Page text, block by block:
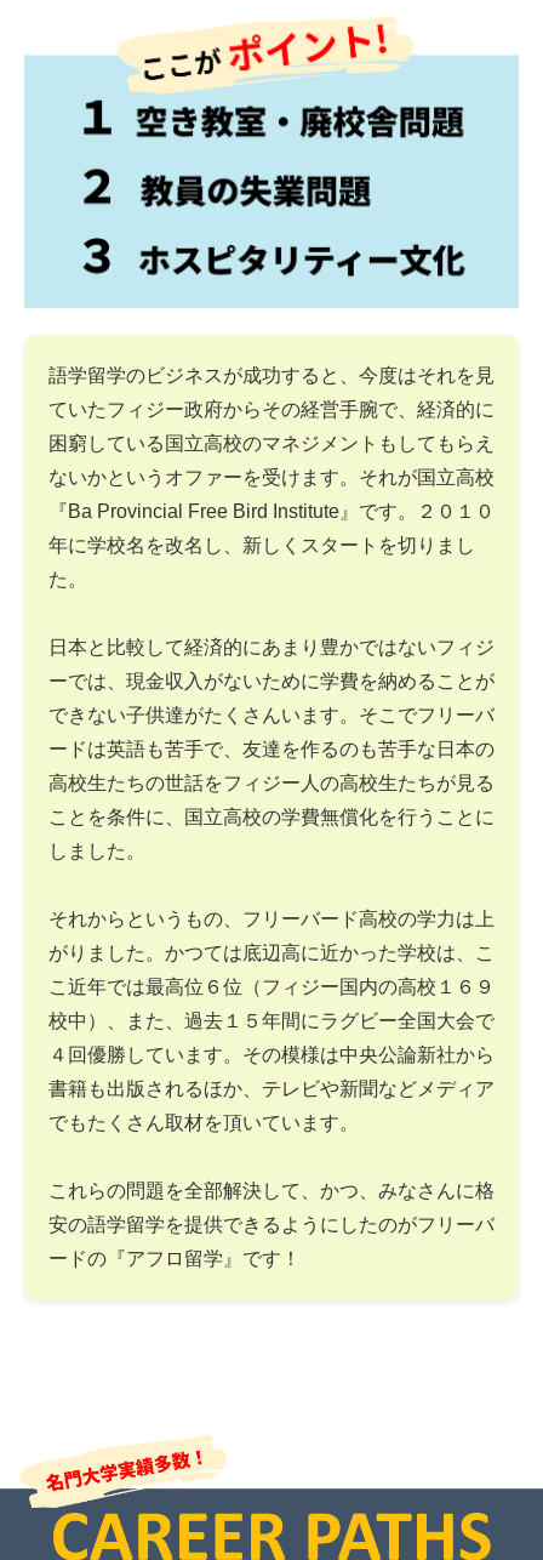
語学留学のビジネスが成功すると、今度はそれを見
ていたフィジー政府からその経営手腕で、経済的に
困窮している国立高校のマネジメントもしてもらえ
ないかというオファーを受けます。それが国立高校
『Ba Provincial Free Bird Institute』です。２０１０
年に学校名を改名し、新しくスタートを切りまし
た。
日本と比較して経済的にあまり豊かではないフィジ
ーでは、現金収入がないために学費を納めることが
できない子供達がたくさんいます。そこでフリーバ
ードは英語も苦手で、友達を作るのも苦手な日本の
高校生たちの世話をフィジー人の高校生たちが見る
ことを条件に、国立高校の学費無償化を行うことに
しました。
それからというもの、フリーバード高校の学力は上
がりました。かつては底辺高に近かった学校は、こ
こ近年では最高位６位（フィジー国内の高校１６９
校中）、また、過去１５年間にラグビー全国大会で
４回優勝しています。その模様は中央公論新社から
書籍も出版されるほか、テレビや新聞などメディア
でもたくさん取材を頂いています。
これらの問題を全部解決して、かつ、みなさんに格
安の語学留学を提供できるようにしたのがフリーバ
ードの『アフロ留学』です！